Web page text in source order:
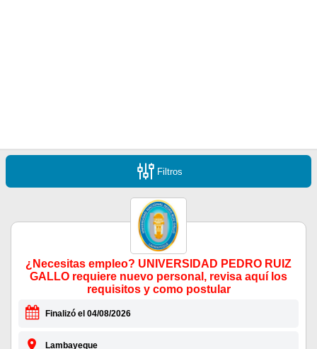
Filtros
¿Necesitas empleo? UNIVERSIDAD PEDRO RUIZ
GALLO requiere nuevo personal, revisa aquí los
requisitos y como postular
Finalizó el 04/08/2026
Lambayeque